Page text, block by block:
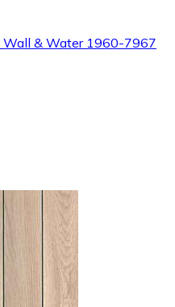
Wall & Water 1960-7967